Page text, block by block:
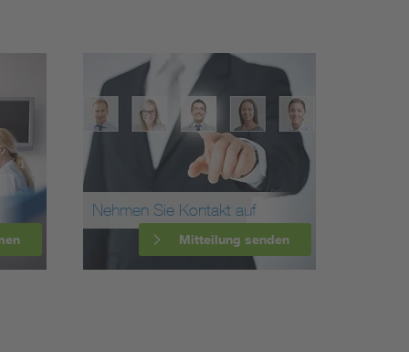
Nehmen Sie Kontakt auf
Mitteilung senden